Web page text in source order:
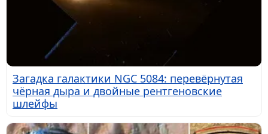
Загадка галактики NGC 5084: перевёрнутая
чёрная дыра и двойные рентгеновские
шлейфы